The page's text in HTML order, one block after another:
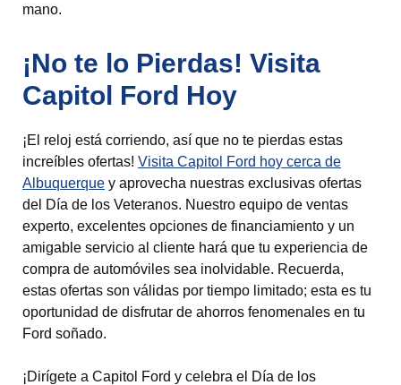
mano.
¡No te lo Pierdas! Visita
Capitol Ford Hoy
¡El reloj está corriendo, así que no te pierdas estas
increíbles ofertas! Visita Capitol Ford hoy cerca de
Albuquerque y aprovecha nuestras exclusivas ofertas
del Día de los Veteranos. Nuestro equipo de ventas
experto, excelentes opciones de financiamiento y un
amigable servicio al cliente hará que tu experiencia de
compra de automóviles sea inolvidable. Recuerda,
estas ofertas son válidas por tiempo limitado; esta es tu
oportunidad de disfrutar de ahorros fenomenales en tu
Ford soñado.
¡Dirígete a Capitol Ford y celebra el Día de los